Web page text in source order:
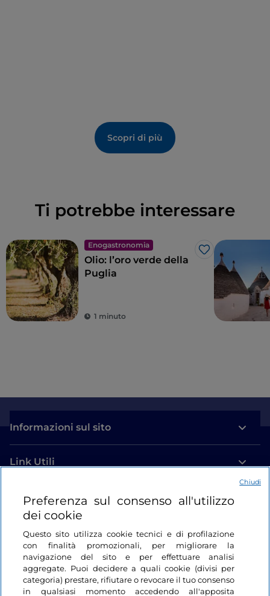
Scopri di più
Ti potrebbe interessare
Enogastronomia
Like
Olio: l’oro verde della
Puglia
1 minuto
Informazioni sul sito
Link Utili
Login
Restiamo in contatto
Preferenza sul consenso all'utilizzo
dei cookie
Questo sito utilizza cookie tecnici e di profilazione
con finalità promozionali, per migliorare la
navigazione del sito e per effettuare analisi
aggregate. Puoi decidere a quali cookie (divisi per
categoria) prestare, rifiutare o revocare il tuo consenso
in qualsiasi momento accedendo all'apposita
Chiudi